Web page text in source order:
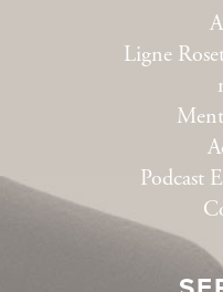
Ligne
Podcast